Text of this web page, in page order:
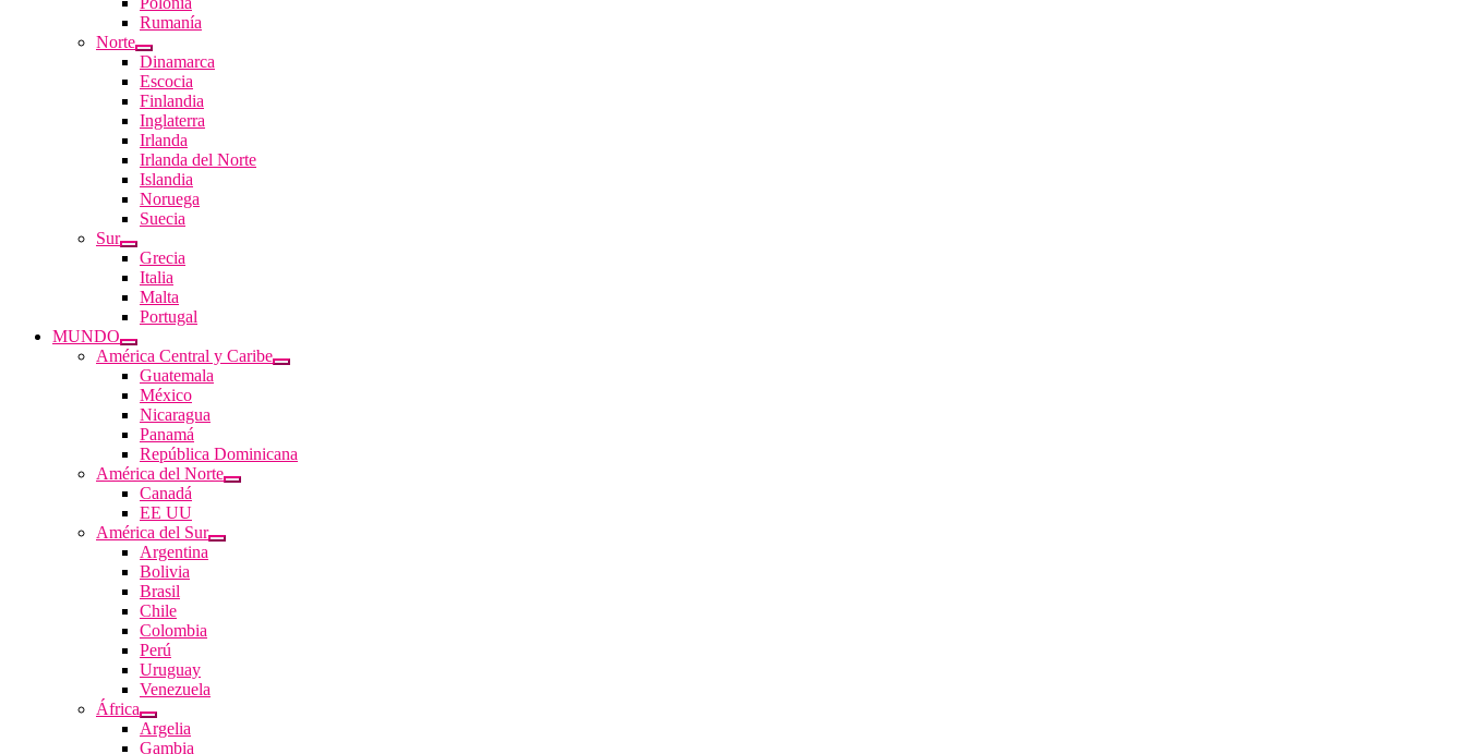
Rumanía
Norte
Dinamarca
Escocia
Finlandia
Inglaterra
Irlanda
Irlanda del Norte
Islandia
Noruega
Suecia
Sur
Grecia
Italia
Malta
Portugal
MUNDO
América Central y Caribe
Guatemala
México
Nicaragua
Panamá
República Dominicana
América del Norte
Canadá
EE UU
América del Sur
Argentina
Bolivia
Brasil
Chile
Colombia
Perú
Uruguay
Venezuela
África
Argelia
Gambia